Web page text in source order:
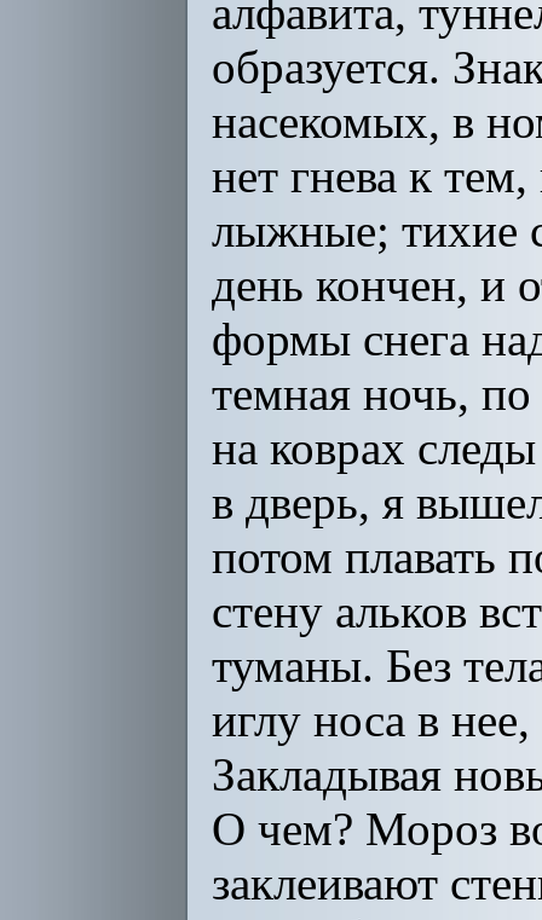
алфавита,
образуется.
насекомых, в
нет гнева к
лыжные; тихие
день кончен, и
формы снега
темная ночь,
на коврах
в дверь, я
потом плавать
стену альков
туманы. Без
иглу носа в
Закладывая
О чем? Мороз
заклеивают